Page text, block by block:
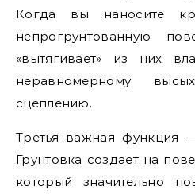
Когда вы наносите
непрогрунтованную
«вытягивает» из них
неравномерному
сцеплению.
Третья важная функция
Грунтовка создает на
который значительно